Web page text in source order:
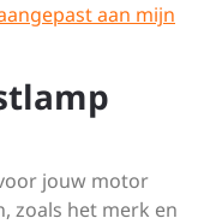
aan mijn
jouw motor
zoals het merk en